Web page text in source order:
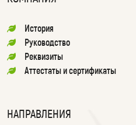
История
Руководство
Реквизиты
Аттестаты и сертификаты
НАПРАВЛЕНИЯ